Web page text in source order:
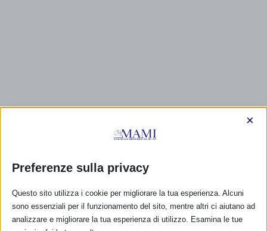
CALENDARIO EVENTI
Non ci sono eventi
TUTTI GLI EVENTI
Preferenze sulla privacy
×
Questo sito utilizza i cookie per migliorare la tua esperienza. Alcuni
sono essenziali per il funzionamento del sito, mentre altri ci aiutano ad
analizzare e migliorare la tua esperienza di utilizzo. Esamina le tue